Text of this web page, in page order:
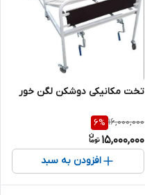
تخت مکانیکی دوشکن لگن خور
16,000,000
6%
15,000,000
افزودن به سبد